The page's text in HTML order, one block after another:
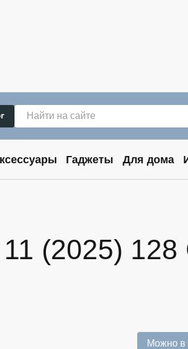
Гаджеты Для дома
(2025) 128
Можно в